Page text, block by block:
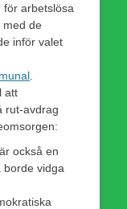
för arbetslösa
de
inför valet
att
rut-avdrag
också en
borde vidga